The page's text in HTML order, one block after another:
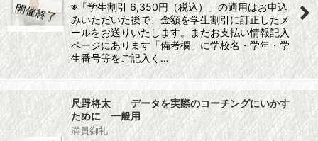
絞り込む
※「学生割引 6,350円（税込）」の適用はお申込
みいただいた後で、金額を学生割引に訂正したメ
ールをお送りいたします。またお支払い情報記入
ページにあります「備考欄」に学校名・学年・学
生番号等をご記入く…
尺野将太 データを実際のコーチングにいかす
ために 一般用
満員御礼